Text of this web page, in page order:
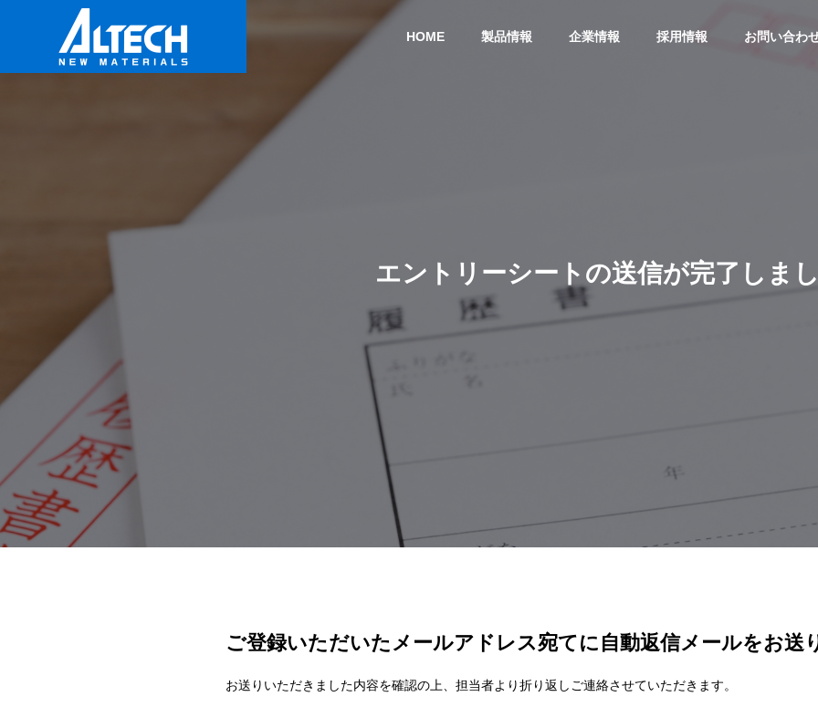
HOME 製品情報 企業情報 採用情報 お問い合わ
プリフォーム
PET樹脂 プリフォームの受注販売
グループ会社
Altech Group
エン ト リ ーシー ト の送信が完了 し ま し
ご登録いただいたメールアドレス宛てに自動返信メールをお送
お送りいただきました内容を確認の上、担当者より折り返しご連絡させていただきます。